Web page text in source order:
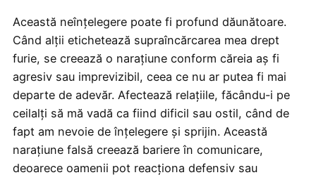
Această neînțelegere poate fi profund dăunătoare.
Când alții etichetează supraîncărcarea mea drept
furie, se creează o narațiune conform căreia aș fi
agresiv sau imprevizibil, ceea ce nu ar putea fi mai
departe de adevăr. Afectează relațiile, făcându-i pe
ceilalți să mă vadă ca fiind dificil sau ostil, când de
fapt am nevoie de înțelegere și sprijin. Această
narațiune falsă creează bariere în comunicare,
deoarece oamenii pot reacționa defensiv sau